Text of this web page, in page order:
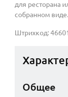
для ресторана
собранном виде.
Штрихкод:
Общее